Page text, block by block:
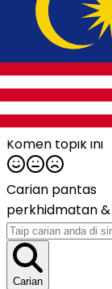
Lesen Digital:
Selepas
aplikasi MyJPJ.
Tarikh
Komen topik ini
Carian pantas
perkhidmatan &
Carian